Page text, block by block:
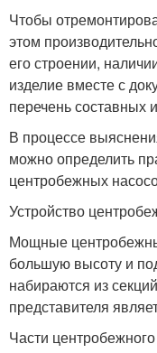
Чтобы
этом
его строении,
изделие вместе с
перечень составных
В процессе
можно определить
центробежных
Устройство
Мощные
большую высоту и
набираются из
представителя
Части